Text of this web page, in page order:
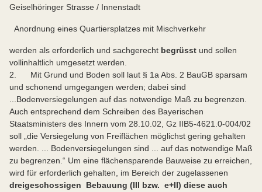
Geiselhöringer Strasse / Innenstadt
Anordnung eines Quartiersplatzes mit Mischverkehr
werden als erforderlich und sachgerecht begrüsst und sollen
vollinhaltlich umgesetzt werden.
2. Mit Grund und Boden soll laut § 1a Abs. 2 BauGB sparsam
und schonend umgegangen werden; dabei sind
...Bodenversiegelungen auf das notwendige Maß zu begrenzen.
Auch entsprechend dem Schreiben des Bayerischen
Staatsministers des Innern vom 28.10.02, Gz IIB5-4621.0-004/02
soll „die Versiegelung von Freiflächen möglichst gering gehalten
werden. ... Bodenversiegelungen sind ... auf das notwendige Maß
zu begrenzen.“ Um eine flächensparende Bauweise zu erreichen,
wird für erforderlich gehalten, im Bereich der zugelassenen
dreigeschossigen Bebauung (III bzw. e+II) diese auch